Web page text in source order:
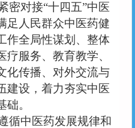
对接“十四五”中医
足人民群众中医药健
作全局性谋划、整体
服务、教育教学、
化传播、对外交流与
建设，着力夯实中医
。
中医药发展规律和